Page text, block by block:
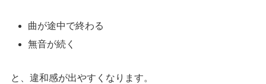
曲が途中で終わる
無音が続く
と、違和感が出やすくなります。